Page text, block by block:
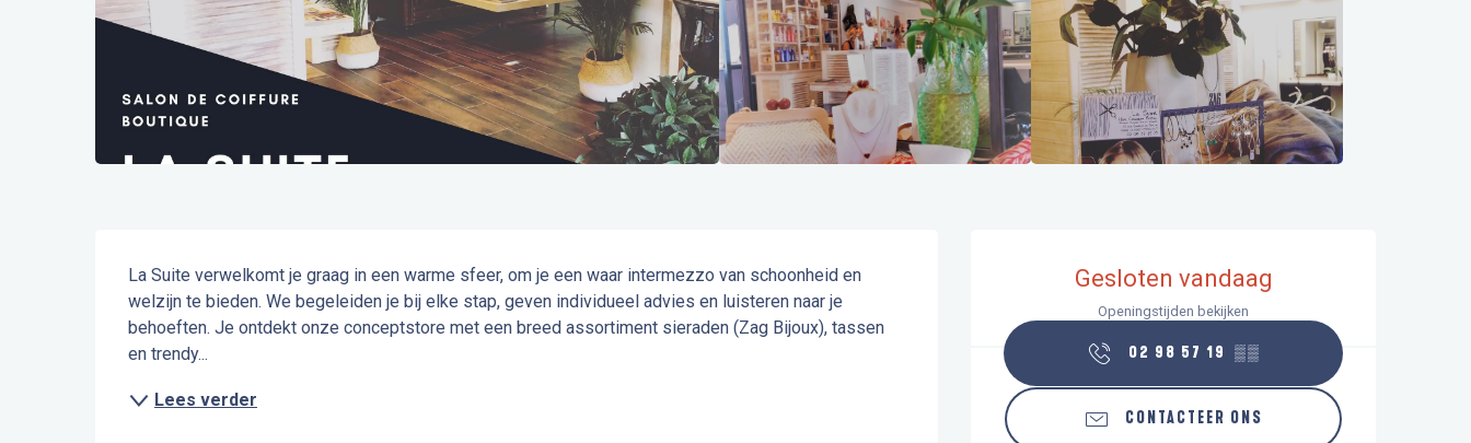
Openingstijden en
Gesloten vandaag
Openingstijden bekijken
02 98 57 19 ▒▒
CONTACTEER ONS
Beschrijving
La Suite verwelkomt je graag in een warme sfeer, om je een waar intermezzo van schoonheid en
welzijn te bieden. We begeleiden je bij elke stap, geven individueel advies en luisteren naar je
behoeften. Je ontdekt onze conceptstore met een breed assortiment sieraden (Zag Bijoux), tassen
en trendy...
Lees verder